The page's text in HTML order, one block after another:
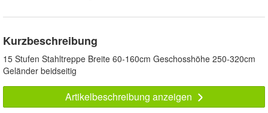
Kurzbeschreibung
15 Stufen Stahltreppe Breite 60-160cm Geschosshöhe 250-320cm
Geländer beidseitig
Artikelbeschreibung anzeigen